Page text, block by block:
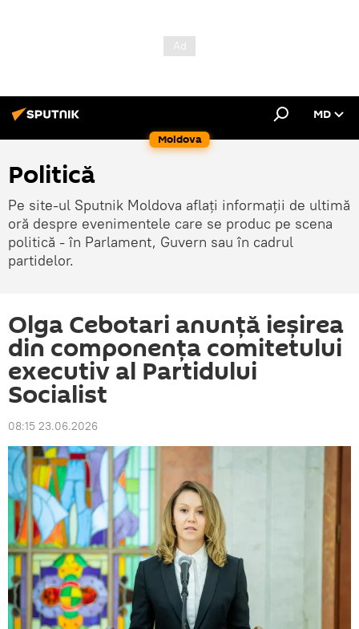
Moldova
MD
Politică
Pe site-ul Sputnik Moldova aflați informații de ultimă
oră despre evenimentele care se produc pe scena
politică - în Parlament, Guvern sau în cadrul
partidelor.
Olga Cebotari anunță ieșirea
din componența comitetului
executiv al Partidului
Socialist
08:15 23.06.2026